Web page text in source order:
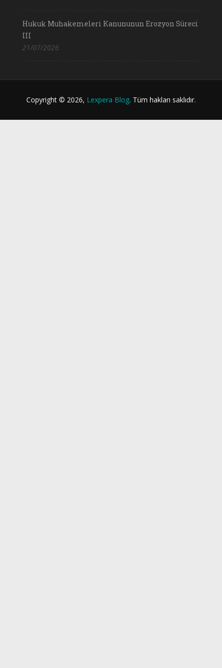
Hukuk Muhakemeleri Kanununun Erozyon Süreci
III
21/07/2026
Copyright © 2026, Lexpera Blog. Tüm hakları saklıdır.